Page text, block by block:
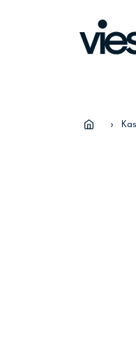
›